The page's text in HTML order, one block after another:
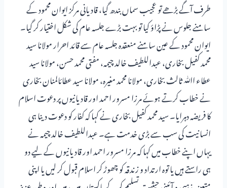
طرف آگے بڑھے تو عجیب سماں بندھ گیا، قادیانی مرکز ایوان محمود کے
سامنے جلوس نے پڑاؤ کیا تو بہت بڑے جلسہ عام کی شکل اختیار کر گیا۔
ایوان محمود کے عین سامنے منعقدہ جلسہ عام سے قائد احرار مولانا سید
محمد کفیل بخاری، عبداللطیف خالد چیمہ، مفتی محمد حسن، مولانا سید
عطاء اﷲ ثالث بخاری، مولانا محمد مغیرہ، مولانا سید عطائالمنان بخاری
نے خطاب کرتے ہوئے مرزا مسرور احمد اور قادیانیوں پر دعوت اسلام
کا فریضہ دہرایا۔ سید محمد کفیل بخاری نے کہا کہ کفار کو دعوت دینا ہی
انسانیت کی سب سے بڑی خدمت ہے۔ عبداللطیف خالد چیمہ نے
یہاں اپنے خطاب میں کہا کہ مرزا مسرور احمد اور قادیانیوں کے لیے دو
ہی راستے ہیں یا توہ ارتداد و زندقہ کو چھوڑ کر اسلام قبول کر لیں یا اپنی